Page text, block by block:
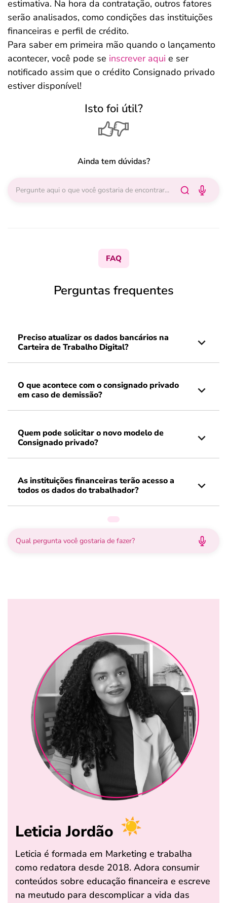
estimativa. Na hora da contratação, outros fatores
serão analisados, como condições das instituições
financeiras e perfil de crédito.
Para saber em primeira mão quando o lançamento
acontecer, você pode se inscrever aqui e ser
notificado assim que o crédito Consignado privado
estiver disponível!
Isto foi útil?
Ainda tem dúvidas?
FAQ
Perguntas frequentes
Preciso atualizar os dados bancários na
Carteira de Trabalho Digital?
O que acontece com o consignado privado
em caso de demissão?
Quem pode solicitar o novo modelo de
Consignado privado?
As instituições financeiras terão acesso a
todos os dados do trabalhador?
Leticia Jordão
Leticia é formada em Marketing e trabalha
como redatora desde 2018. Adora consumir
conteúdos sobre educação financeira e escreve
na meutudo para descomplicar a vida das